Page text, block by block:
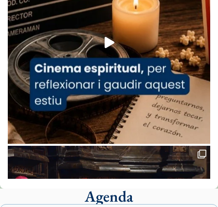
espana-testimoni...
Foto
View on Facebook · Share
Arquebisbat de Barcelona
2 weeks ago
«Avui les santes Juliana i Semproniana ens
ajuden a alçar la mirada»
Mons. Sergi Gordo, bisbe de Tortosa, ha
presidit aquest 27 de juliol la missa de Les
Santes de Mataró.
🔗tinyurl.com/cvu5jmbk
📸 J. Merino
Agenda